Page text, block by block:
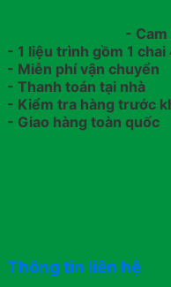
-
- 1 liệu trình gồm 1
- Miễn phí vận chuyển
- Thanh toán tại nhà
- Kiểm tra hàng trước
- Giao hàng toàn quốc
Thông tin liên hệ